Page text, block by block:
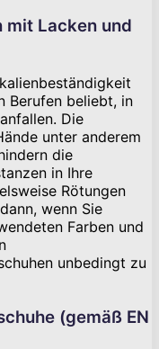
mit Lacken und
Berufen beliebt, in
Die
unter anderem
die
in Ihre
Rötungen
wenn Sie
Farben und
unbedingt zu
(gemäß EN